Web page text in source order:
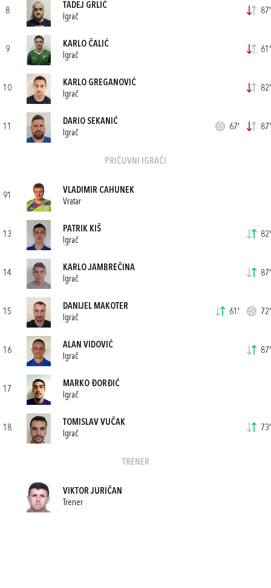
8
TADEJ GRLIĆ
Igrač
87'
9
KARLO ČALIĆ
Igrač
61'
10
KARLO GREGANOVIĆ
Igrač
82'
11
DARIO SEKANIĆ
Igrač
67' 87'
PRIČUVNI IGRAČI
91
VLADIMIR CAHUNEK
Vratar
13
PATRIK KIŠ
Igrač
82'
14
KARLO JAMBREČINA
Igrač
87'
15
DANIJEL MAKOTER
Igrač
61' 72'
16
ALAN VIDOVIĆ
Igrač
87'
17
MARKO ĐORĐIĆ
Igrač
18
TOMISLAV VUČAK
Igrač
73'
TRENER
VIKTOR JURIČAN
Trener